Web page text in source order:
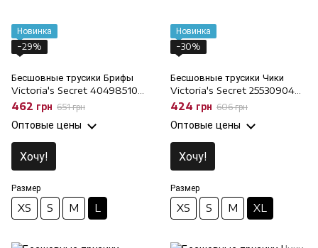
Новинка
−29%
Бесшовные трусики Брифы
Victoria's Secret 404985101
черные, L
462 грн 651 грн
Оптовые цены
Хочу!
Размер
XS S M L
Новинка
−30%
Бесшовные трусики Чики
Victoria's Secret 255309044
фиолетовые, XL
424 грн 606 грн
Оптовые цены
Хочу!
Размер
XS S M XL